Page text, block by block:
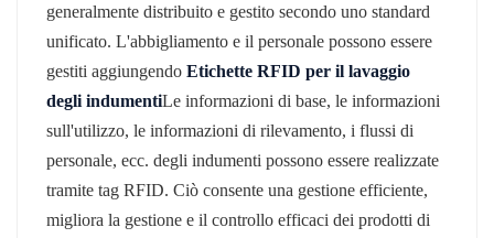
generalmente distribuito e gestito secondo uno standard
unificato. L'abbigliamento e il personale possono essere
gestiti aggiungendoEtichette RFID per il lavaggio
degli indumentiLe informazioni di base, le informazioni
sull'utilizzo, le informazioni di rilevamento, i flussi di
personale, ecc. degli indumenti possono essere realizzate
tramite tag RFID. Ciò consente una gestione efficiente,
migliora la gestione e il controllo efficaci dei prodotti di